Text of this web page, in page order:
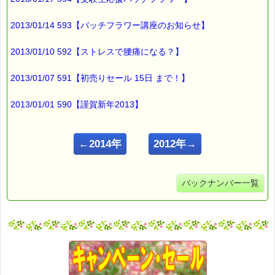
2013/01/14 593【バッチフラワー講座のお知らせ】
2013/01/10 592【ストレスで腰痛になる？】
2013/01/07 591【初売りセール 15日 まで！】
2013/01/01 590【謹賀新年2013】
←2014年 2012年→
バックナンバー一覧